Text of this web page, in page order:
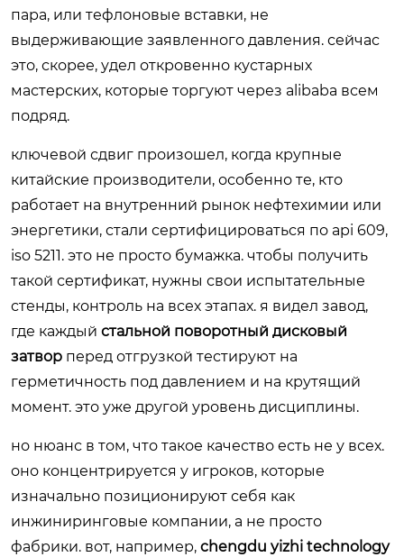
пара, или тефлоновые вставки, не
выдерживающие заявленного давления. сейчас
это, скорее, удел откровенно кустарных
мастерских, которые торгуют через alibaba всем
подряд.
ключевой сдвиг произошел, когда крупные
китайские производители, особенно те, кто
работает на внутренний рынок нефтехимии или
энергетики, стали сертифицироваться по api 609,
iso 5211. это не просто бумажка. чтобы получить
такой сертификат, нужны свои испытательные
стенды, контроль на всех этапах. я видел завод,
где каждый стальной поворотный дисковый
затвор перед отгрузкой тестируют на
герметичность под давлением и на крутящий
момент. это уже другой уровень дисциплины.
но нюанс в том, что такое качество есть не у всех.
оно концентрируется у игроков, которые
изначально позиционируют себя как
инжиниринговые компании, а не просто
фабрики. вот, например, chengdu yizhi technology